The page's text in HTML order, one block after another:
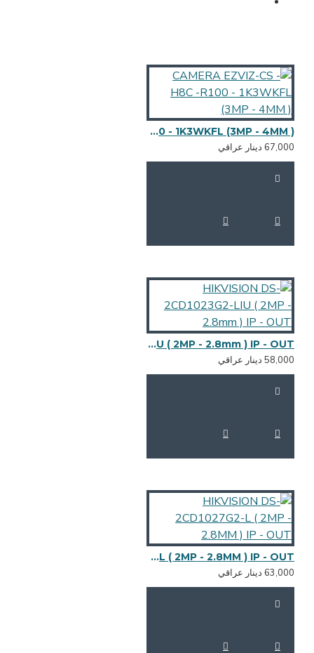
CAMERA EZVIZ-CS - H8C -R100 - 1K3WKFL (3MP - 4MM )
HIKVISION DS-2CD1023G2-LIU ( 2MP - 2.8mm ) IP - OUT
HIKVISION DS-2CD1027G2-L ( 2MP - 2.8MM ) IP - OUT